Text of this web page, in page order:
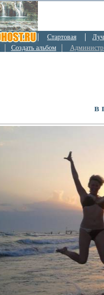
Стартовая
Создать альбом
в